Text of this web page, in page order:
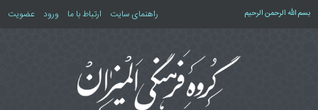
بسم الله الرحمن الرحیم راهنمای سایت ارتباط با ما ورود عضویت